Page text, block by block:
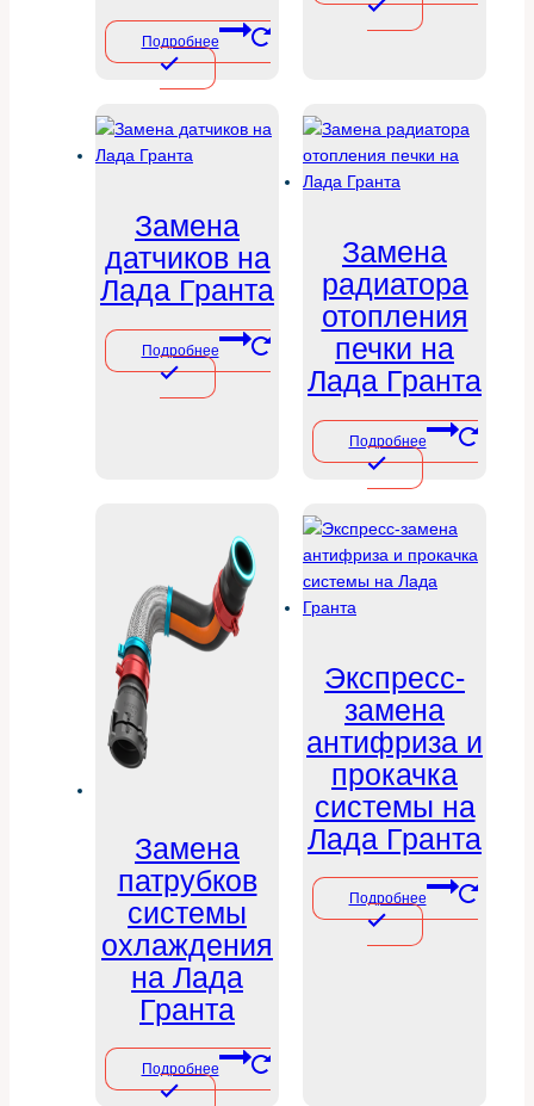
Подробнее
Замена
датчиков на
Лада Гранта
Подробнее
Замена
радиатора
отопления
печки на
Лада Гранта
Подробнее
Замена
патрубков
системы
охлаждения
на Лада
Гранта
Подробнее
Экспресс-
замена
антифриза и
прокачка
системы на
Лада Гранта
Подробнее